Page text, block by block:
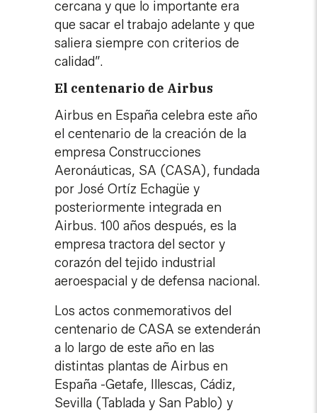
cercana y que lo importante era
que sacar el trabajo adelante y que
saliera siempre con criterios de
calidad”.
El centenario de Airbus
Airbus en España celebra este año
el centenario de la creación de la
empresa Construcciones
Aeronáuticas, SA (CASA), fundada
por José Ortíz Echagüe y
posteriormente integrada en
Airbus. 100 años después, es la
empresa tractora del sector y
corazón del tejido industrial
aeroespacial y de defensa nacional.
Los actos conmemorativos del
centenario de CASA se extenderán
a lo largo de este año en las
distintas plantas de Airbus en
España -Getafe, Illescas, Cádiz,
Sevilla (Tablada y San Pablo) y